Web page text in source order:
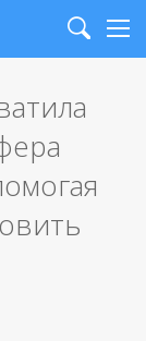
Search